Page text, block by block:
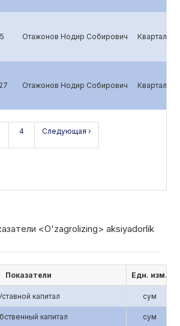
Отажонов Нодир Собирович
Отажонов Нодир Собирович
4 Следующая ›
<O'zagrolizing> aksiyadorlik
Показатели Едн. изм.
капитал сум
капитал сум